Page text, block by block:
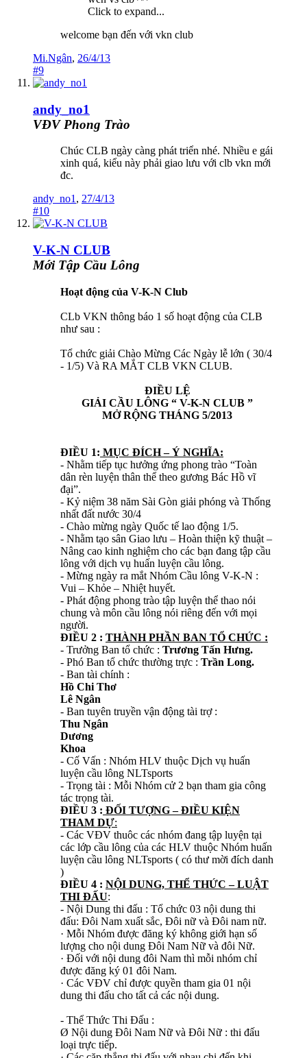
Click to expand...
welcome bạn đến với vkn club
Mi.Ngân, 26/4/13
#9
andy_no1
VĐV Phong Trào
Chúc CLB ngày càng phát triển nhé. Nhiều e gái
xinh quá, kiểu này phải giao lưu với clb vkn mới
đc.
andy_no1 , 27/4/13
#10
V-K-N CLUB
Mới Tập Cầu Lông
Hoạt động của V-K-N Club
CLb VKN thông báo 1 số hoạt động của CLB
như sau :
Tổ chức giải Chào Mừng Các Ngày lễ lớn ( 30/4
- 1/5) Và RA MẮT CLB VKN CLUB.
ĐIỀU LỆ
GIẢI CẦU LÔNG “ V-K-N CLUB ”
MỞ RỘNG THÁNG 5/2013
ĐIỀU 1: MỤC ĐÍCH – Ý NGHĨA:
- Nhằm tiếp tục hưởng ứng phong trào “Toàn
dân rèn luyện thân thể theo gương Bác Hồ vĩ
đại”.
- Kỷ niệm 38 năm Sài Gòn giải phóng và Thống
nhất đất nước 30/4
- Chào mừng ngày Quốc tế lao động 1/5.
- Nhằm tạo sân Giao lưu – Hoàn thiện kỹ thuật –
Nâng cao kinh nghiệm cho các bạn đang tập cầu
lông với dịch vụ huấn luyện cầu lông.
- Mừng ngày ra mắt Nhóm Cầu lông V-K-N :
Vui – Khỏe – Nhiệt huyết.
- Phát động phong trào tập luyện thể thao nói
chung và môn cầu lông nói riêng đến với mọi
người.
ĐIỀU 2 : THÀNH PHẦN BAN TỔ CHỨC :
- Trưởng Ban tổ chức : Trương Tấn Hưng.
- Phó Ban tổ chức thường trực : Trần Long.
- Ban tài chính :
Hồ Chi Thơ
Lê Ngân
- Ban tuyên truyền vận động tài trợ :
Thu Ngân
Dương
Khoa
- Cố Vấn : Nhóm HLV thuộc Dịch vụ huấn
luyện cầu lông NLTsports
- Trọng tài : Mỗi Nhóm cử 2 bạn tham gia công
tác trọng tài.
ĐIỀU 3 : ĐỐI TƯỢNG – ĐIỀU KIỆN
THAM DỰ:
- Các VĐV thuôc các nhóm đang tập luyện tại
các lớp cầu lông của các HLV thuộc Nhóm huấn
luyện cầu lông NLTsports ( có thư mời đích danh
)
ĐIỀU 4 : NỘI DUNG, THỂ THỨC – LUẬT
THI ĐẤU:
- Nội Dung thi đấu : Tổ chức 03 nội dung thi
đấu: Đôi Nam xuất sắc, Đôi nữ và Đôi nam nữ.
· Mỗi Nhóm được đăng ký không giới hạn số
lượng cho nội dung Đôi Nam Nữ và đôi Nữ.
· Đối với nội dung đôi Nam thì mỗi nhóm chỉ
được đăng ký 01 đôi Nam.
· Các VĐV chỉ được quyền tham gia 01 nội
dung thi đấu cho tất cả các nội dung.
- Thể Thức Thi Đấu :
Ø Nội dung Đôi Nam Nữ và Đôi Nữ : thi đấu
loại trực tiếp.